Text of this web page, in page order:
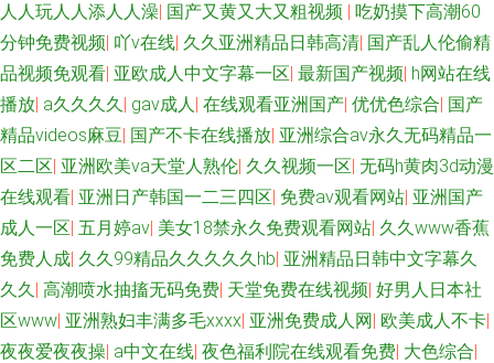
人人玩人人添人人澡| 国产又黄又大又粗视频 | 吃奶摸下高潮60
分钟免费视频| 吖v在线| 久久亚洲精品日韩高清| 国产乱人伦偷精
品视频免观看| 亚欧成人中文字幕一区| 最新国产视频| h网站在线
播放| a久久久久| gav成人| 在线观看亚洲国产| 优优色综合| 国产
精品videos麻豆| 国产不卡在线播放| 亚洲综合av永久无码精品一
区二区| 亚洲欧美va天堂人熟伦| 久久视频一区| 无码h黄肉3d动漫
在线观看| 亚洲日产韩国一二三四区| 免费av观看网站| 亚洲国产
成人一区| 五月婷av| 美女18禁永久免费观看网站| 久久www香蕉
免费人成| 久久99精品久久久久久hb| 亚洲精品日韩中文字幕久
久久| 高潮喷水抽搐无码免费| 天堂免费在线视频| 好男人日本社
区www| 亚洲熟妇丰满多毛xxxx| 亚洲免费成人网| 欧美成人不卡|
夜夜爱夜夜操| a中文在线| 夜色福利院在线观看免费| 大色综合|